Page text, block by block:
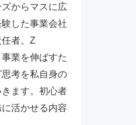
からマスに広
した事業会社
者。Z
業を伸ばすた
考を私自身の
ます。初心者
活かせる内容